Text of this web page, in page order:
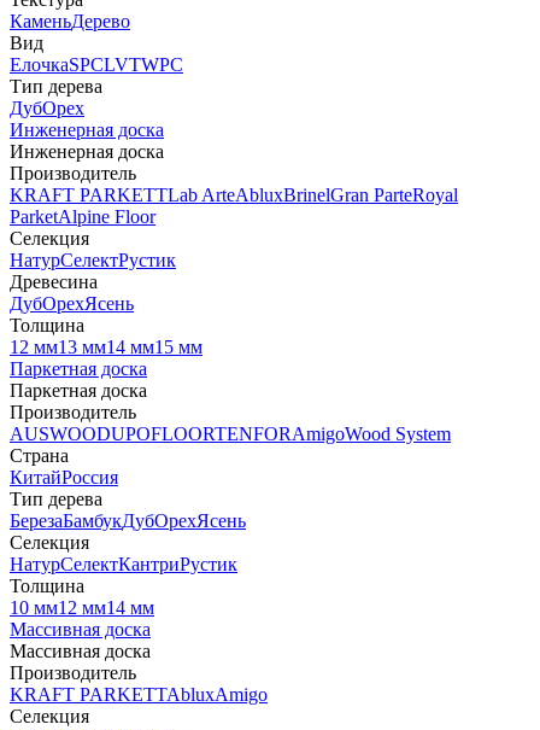
КаменьДерево
Вид
ЕлочкаSPCLVTWPC
Тип дерева
ДубОрех
Инженерная доска
Инженерная доска
Производитель
KRAFT PARKETTLab ArteAbluxBrinelGran ParteRoyal
ParketAlpine Floor
Селекция
НатурСелектРустик
Древесина
ДубОрехЯсень
Толщина
12 мм13 мм14 мм15 мм
Паркетная доска
Паркетная доска
Производитель
AUSWOODUPOFLOORTENFORAmigoWood System
Страна
КитайРоссия
Тип дерева
БерезаБамбукДубОрехЯсень
Селекция
НатурСелектКантриРустик
Толщина
10 мм12 мм14 мм
Массивная доска
Массивная доска
Производитель
KRAFT PARKETTAbluxAmigo
Селекция